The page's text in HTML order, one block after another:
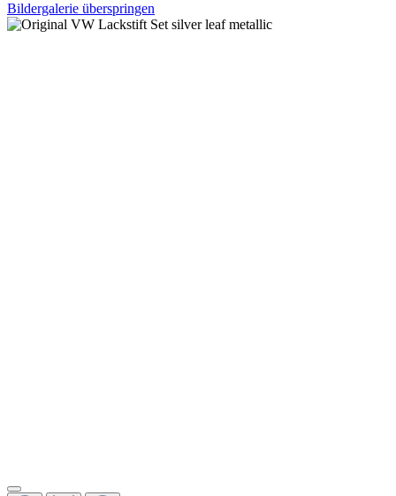
Bildergalerie überspringen